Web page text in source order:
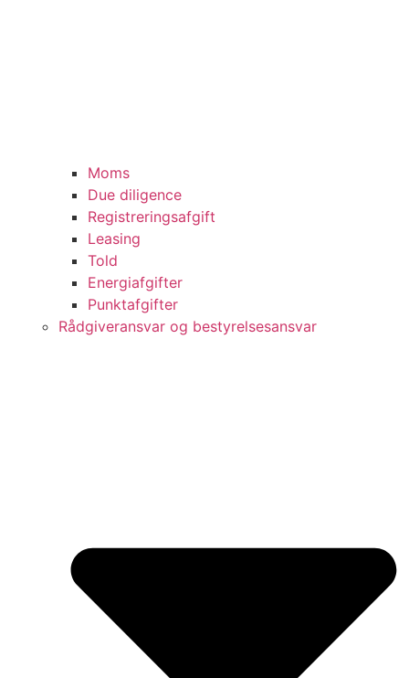
Moms
Due diligence
Registreringsafgift
Leasing
Told
Energiafgifter
Punktafgifter
Rådgiveransvar og bestyrelsesansvar